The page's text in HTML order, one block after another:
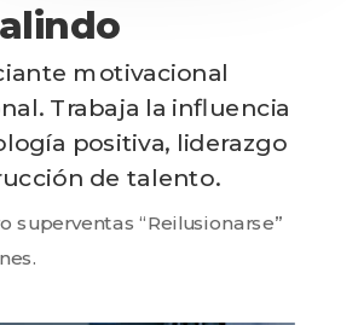
motivacional
Trabaja la influencia
positiva, liderazgo
de talento.
superventas “Reilusionarse”